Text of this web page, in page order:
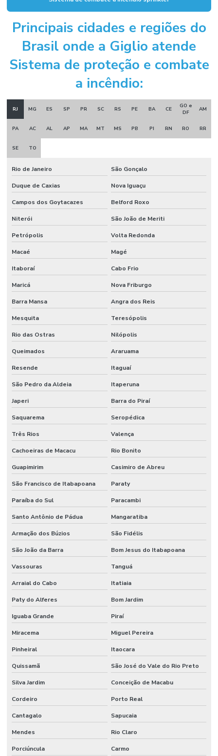
Instalação de sistema de combate a incêndio
Instalação de sistema de hidrantes
Instalação de sistema de incêndio
Manutenção sistema de alarme de incêndio
Manutenção sistema de incêndio
Obra civil industrial
Orçamento projeto de combate a incêndio
Porta corta fogo industrial
Porta corta fogo orçamento
Projeto de alarme de incêndio
Projeto para aprovação corpo de bombeiros
Projeto corpo de bombeiros
Projeto de detecção e alarme de incêndio
Projeto de hidrante
Projeto contra incêndio
Projeto de incêndio e pânico
Projeto de infraestrutura industrial
Projeto de montagem de estrutura metalica
Projeto de prevenção e combate a incêndio e pânico
Projeto de proteção contra incêndio
Projeto de sistema de combate a incêndio
Projeto de sprinkler
Projeto técnico corpo de bombeiros
Projeto de terraplanagem valor
Projeto de terraplenagem
Projeto de tubulação industrial
Projetos de prevenção de incêndio
Reuso de água industrial
Reuso da água indústria
Reuso da água na indústria de alimentos
Sistema de alarme e detecção de incêndio
Sistema de alarme contra incêndio
Principais cidades e regiões do
Brasil onde a Giglio atende
Sistema de proteção e combate
a incêndio:
RJ MG ES SP PR SC RS PE BA CE
GO e
DF
AM
PA AC AL AP MA MT MS PB PI RN RO RR
SE TO
Rio de Janeiro São Gonçalo
Duque de Caxias Nova Iguaçu
Campos dos Goytacazes Belford Roxo
Niterói São João de Meriti
Petrópolis Volta Redonda
Macaé Magé
Itaboraí Cabo Frio
Maricá Nova Friburgo
Barra Mansa Angra dos Reis
Mesquita Teresópolis
Rio das Ostras Nilópolis
Queimados Araruama
Resende Itaguaí
São Pedro da Aldeia Itaperuna
Japeri Barra do Piraí
Saquarema Seropédica
Três Rios Valença
Cachoeiras de Macacu Rio Bonito
Guapimirim Casimiro de Abreu
São Francisco de Itabapoana Paraty
Paraíba do Sul Paracambi
Santo Antônio de Pádua Mangaratiba
Armação dos Búzios São Fidélis
São João da Barra Bom Jesus do Itabapoana
Vassouras Tanguá
Arraial do Cabo Itatiaia
Paty do Alferes Bom Jardim
Iguaba Grande Piraí
Miracema Miguel Pereira
Pinheiral Itaocara
Quissamã São José do Vale do Rio Preto
Silva Jardim Conceição de Macabu
Cordeiro Porto Real
Cantagalo Sapucaia
Mendes Rio Claro
Porciúncula Carmo